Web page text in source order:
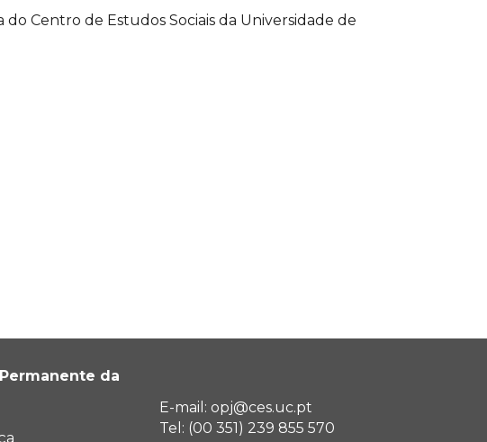
Centro de Estudos Sociais da Universidade de
da
E-mail: opj@ces.uc.pt
Tel: (00 351) 239 855 570